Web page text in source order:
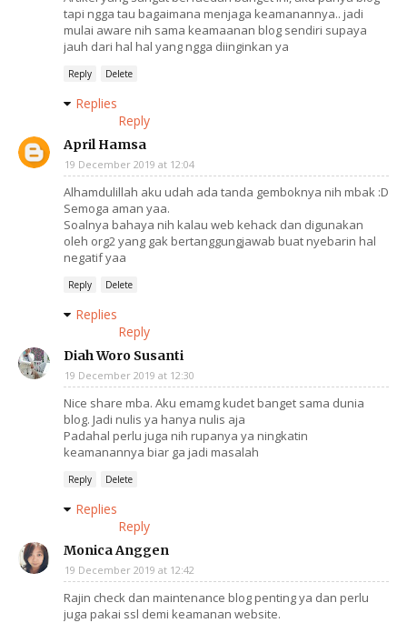
tapi ngga tau bagaimana menjaga keamanannya.. jadi
mulai aware nih sama keamaanan blog sendiri supaya
jauh dari hal hal yang ngga diinginkan ya
Reply Delete
Replies
Reply
April Hamsa
19 December 2019 at 12:04
Alhamdulillah aku udah ada tanda gemboknya nih mbak :D
Semoga aman yaa.
Soalnya bahaya nih kalau web kehack dan digunakan
oleh org2 yang gak bertanggungjawab buat nyebarin hal
negatif yaa
Reply Delete
Replies
Reply
Diah Woro Susanti
19 December 2019 at 12:30
Nice share mba. Aku emamg kudet banget sama dunia
blog. Jadi nulis ya hanya nulis aja
Padahal perlu juga nih rupanya ya ningkatin
keamanannya biar ga jadi masalah
Reply Delete
Replies
Reply
Monica Anggen
19 December 2019 at 12:42
Rajin check dan maintenance blog penting ya dan perlu
juga pakai ssl demi keamanan website.